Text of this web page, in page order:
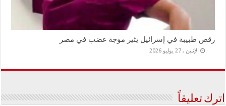
رقص طبيبة في إسرائيل يثير موجة غضب في مصر
الإثنين , 27 يوليو 2026
اترك تعليقاً